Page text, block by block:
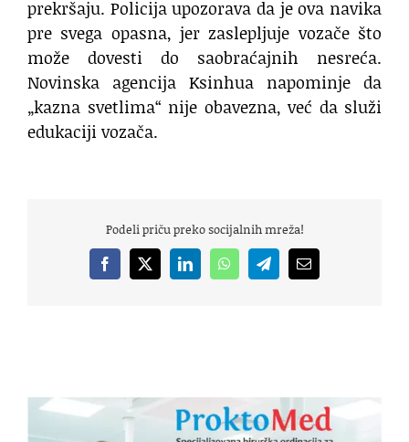
prekršaju. Policija upozorava da je ova navika
pre svega opasna, jer zaslepljuje vozače što
može dovesti do saobraćajnih nesreća.
Novinska agencija Ksinhua napominje da
„kazna svetlima“ nije obavezna, već da služi
edukaciji vozača.
Podeli priču preko socijalnih mreža!
Facebook
X LinkedInWhatsAppTelegramEmail